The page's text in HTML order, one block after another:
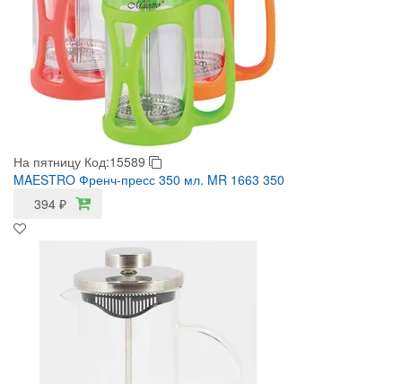
На пятницу Код:15589
MAESTRO Френч-пресс 350 мл. MR 1663 350
394 ₽